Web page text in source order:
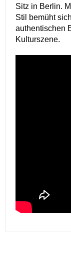
Sitz in Berlin.
Stil bemüht
authentischen
Kulturszene.